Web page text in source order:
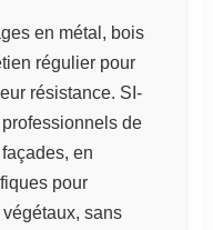
en métal, bois
régulier pour
résistance. SI-
de
en
pour
sans